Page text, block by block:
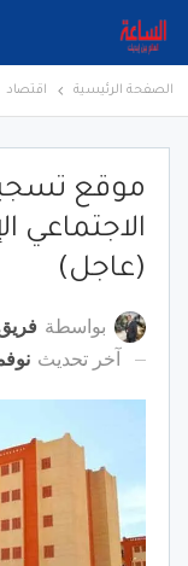
الصفحة الرئيسية اقتصاد
موقع
(عاجل)
بواسطة فريق
آخر تحديث نوفمبر